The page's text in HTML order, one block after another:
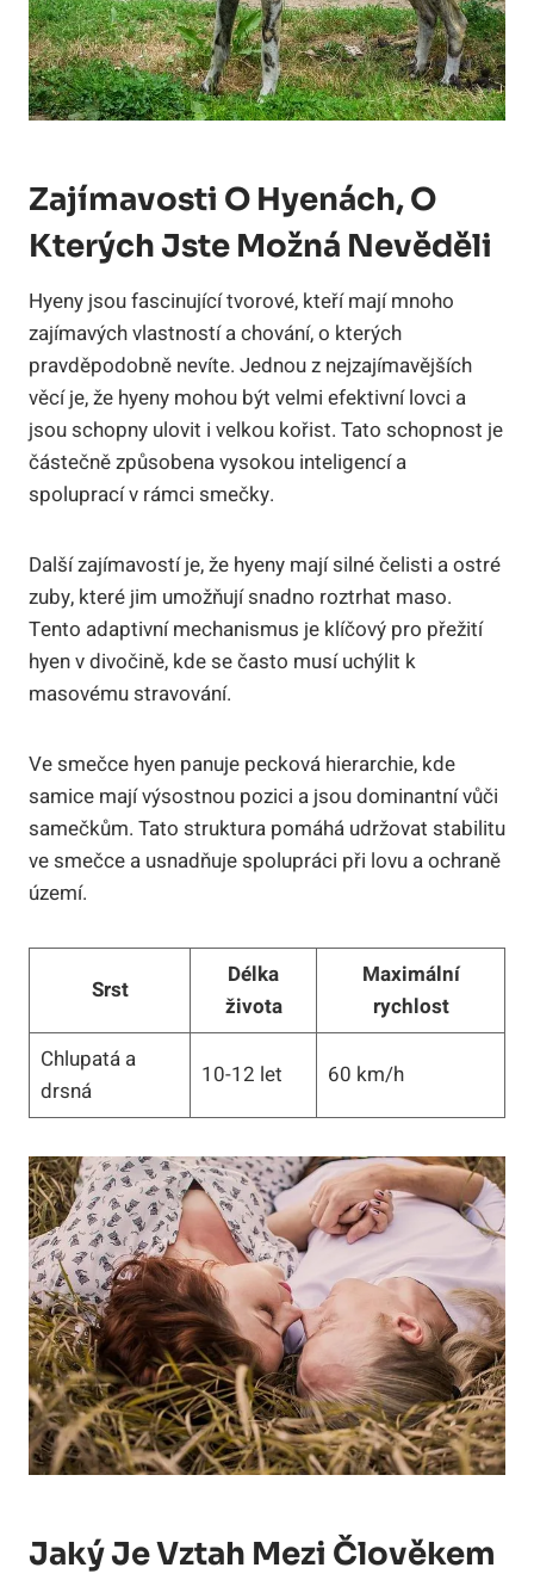
Zajímavosti O Hyenách, O
Kterých Jste Možná Nevěděli
Hyeny jsou fascinující tvorové, kteří mají mnoho
zajímavých vlastností a chování, o kterých
pravděpodobně nevíte. Jednou z nejzajímavějších
věcí je, že hyeny mohou být velmi efektivní lovci a
jsou schopny ulovit i velkou kořist. Tato schopnost je
částečně způsobena vysokou inteligencí a
spoluprací v rámci smečky.
Další zajímavostí je, že hyeny mají silné čelisti a ostré
zuby, které jim umožňují snadno roztrhat maso.
Tento adaptivní mechanismus je klíčový pro přežití
hyen v divočině, kde se často musí uchýlit k
masovému stravování.
Ve smečce hyen panuje pecková hierarchie, kde
samice mají výsostnou pozici a jsou dominantní vůči
samečkům. Tato struktura pomáhá udržovat stabilitu
ve smečce a usnadňuje spolupráci při lovu a ochraně
území.
Srst
Délka
života
Maximální
rychlost
Chlupatá a
drsná
10-12 let 60 km/h
Jaký Je Vztah Mezi Člověkem